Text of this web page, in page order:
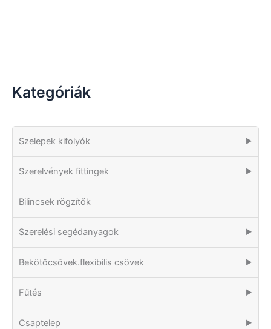
Kategóriák
Szelepek kifolyók ▶
Szerelvények fittingek ▶
Bilincsek rögzítők
Szerelési segédanyagok ▶
Bekötőcsövek.flexibilis csövek ▶
Fűtés ▶
Csaptelep ▶